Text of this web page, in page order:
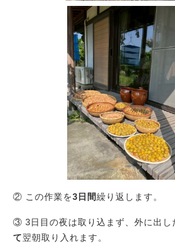
② この作業を3日間繰り返します。
③ 3日目の夜は取り込まず、外に出し
て翌朝取り入れます。